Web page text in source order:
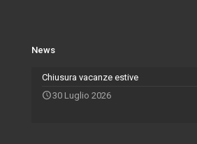
Novità Arte
News
Chiusura vacanze estive
30 Luglio 2026